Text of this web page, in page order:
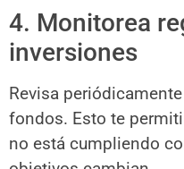
4. Monitorea
inversiones
Revisa
fondos. Esto te
no está cumpliendo